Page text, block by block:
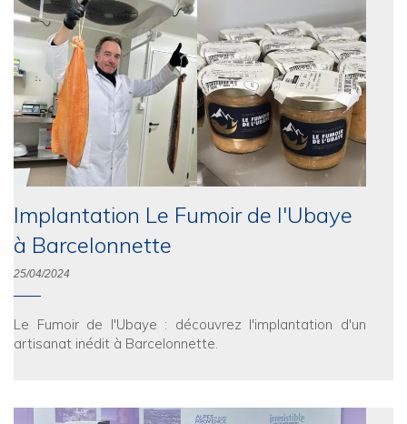
Implantation Le Fumoir de l'Ubaye
à Barcelonnette
25/04/2024
Le Fumoir de l'Ubaye : découvrez l'implantation d'un
artisanat inédit à Barcelonnette.